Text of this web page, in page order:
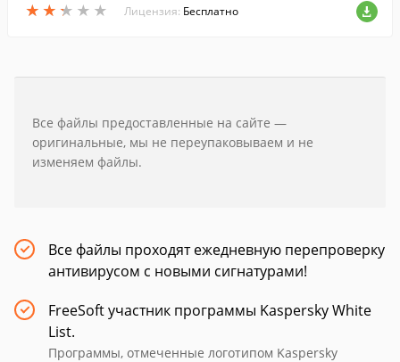
★ ★ ★ ★ ★
★ ★ ★ ★ ★
dows....
Лицензия: Бесплатно
Все файлы предоставленные на сайте —
оригинальные, мы не переупаковываем и не
изменяем файлы.
Все файлы проходят ежедневную перепроверку
антивирусом с новыми сигнатурами!
FreeSoft участник программы Kaspersky White
List.
Программы, отмеченные логотипом Kaspersky